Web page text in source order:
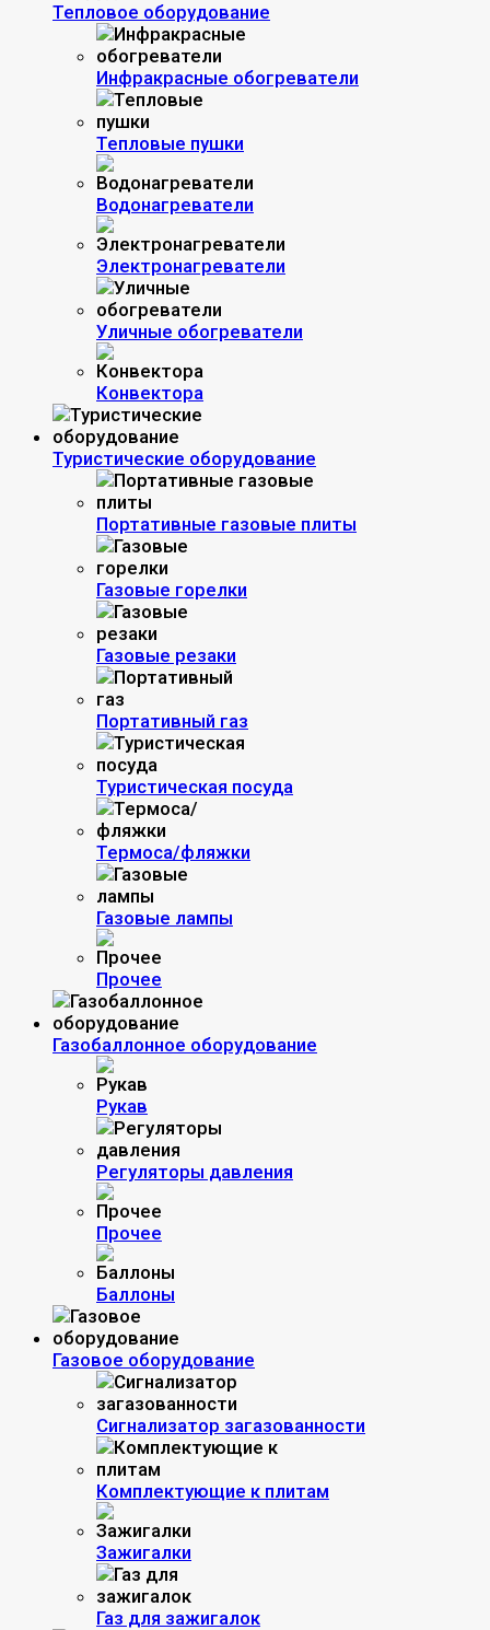
Тепловое оборудование
Инфракрасные обогреватели
Тепловые пушки
Водонагреватели
Электронагреватели
Уличные обогреватели
Конвектора
Туристические оборудование
Портативные газовые плиты
Газовые горелки
Газовые резаки
Портативный газ
Туристическая посуда
Термоса/фляжки
Газовые лампы
Прочее
Газобаллонное оборудование
Рукав
Регуляторы давления
Прочее
Баллоны
Газовое оборудование
Сигнализатор загазованности
Комплектующие к плитам
Зажигалки
Газ для зажигалок